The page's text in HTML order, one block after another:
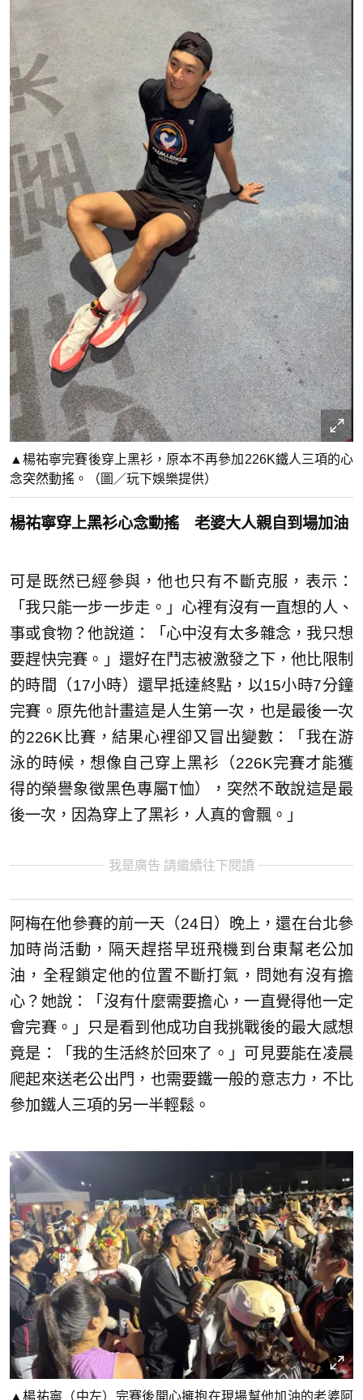
▲楊祐寧完賽後穿上黑衫，原本不再參加226K鐵人三項的心
念突然動搖。（圖／玩下娛樂提供）
楊祐寧穿上黑衫心念動搖 老婆大人親自到場加油
可是既然已經參與，他也只有不斷克服，表示：
「我只能一步一步走。」心裡有沒有一直想的人、
事或食物？他說道：「心中沒有太多雜念，我只想
要趕快完賽。」還好在鬥志被激發之下，他比限制
的時間（17小時）還早抵達終點，以15小時7分鐘
完賽。原先他計畫這是人生第一次，也是最後一次
的226K比賽，結果心裡卻又冒出變數：「我在游
泳的時候，想像自己穿上黑衫（226K完賽才能獲
得的榮譽象徵黑色專屬T恤），突然不敢說這是最
後一次，因為穿上了黑衫，人真的會飄。」
我是廣告 請繼續往下閱讀
阿梅在他參賽的前一天（24日）晚上，還在台北參
加時尚活動，隔天趕搭早班飛機到台東幫老公加
油，全程鎖定他的位置不斷打氣，問她有沒有擔
心？她說：「沒有什麼需要擔心，一直覺得他一定
會完賽。」只是看到他成功自我挑戰後的最大感想
竟是：「我的生活終於回來了。」可見要能在凌晨
爬起來送老公出門，也需要鐵一般的意志力，不比
參加鐵人三項的另一半輕鬆。
▲楊祐寧（中左）完賽後開心擁抱在現場幫他加油的老婆阿